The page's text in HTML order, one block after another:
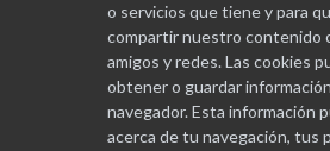
o servicios que tiene y para
compartir nuestro contenido
amigos y redes. Las cookies
obtener o guardar
navegador. Esta información
acerca de tu navegación, tus